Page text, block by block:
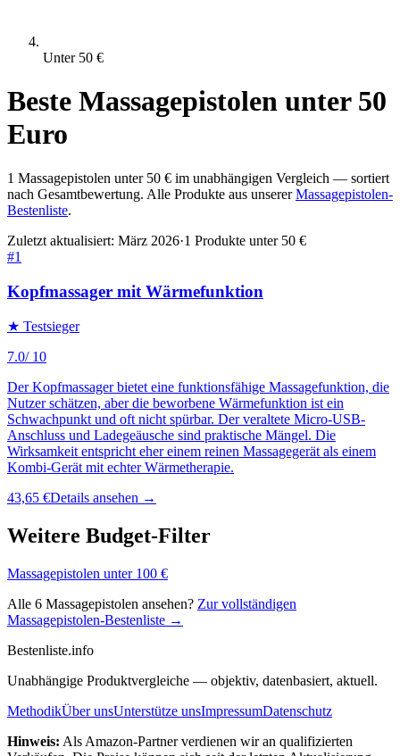
Unter 50 €
Beste Massagepistolen unter 50
Euro
1 Massagepistolen unter 50 € im unabhängigen Vergleich — sortiert
nach Gesamtbewertung. Alle Produkte aus unserer Massagepistolen-
Bestenliste.
Zuletzt aktualisiert: März 2026·1 Produkte unter 50 €
#1
Kopfmassager mit Wärmefunktion
★ Testsieger
7.0/ 10
Der Kopfmassager bietet eine funktionsfähige Massagefunktion, die
Nutzer schätzen, aber die beworbene Wärmefunktion ist ein
Schwachpunkt und oft nicht spürbar. Der veraltete Micro-USB-
Anschluss und Ladegeäusche sind praktische Mängel. Die
Wirksamkeit entspricht eher einem reinen Massagegerät als einem
Kombi-Gerät mit echter Wärmetherapie.
43,65 €Details ansehen →
Weitere Budget-Filter
Massagepistolen unter 100 €
Alle 6 Massagepistolen ansehen? Zur vollständigen
Massagepistolen-Bestenliste →
Bestenliste.info
Unabhängige Produktvergleiche — objektiv, datenbasiert, aktuell.
MethodikÜber unsUnterstütze unsImpressumDatenschutz
Hinweis: Als Amazon-Partner verdienen wir an qualifizierten